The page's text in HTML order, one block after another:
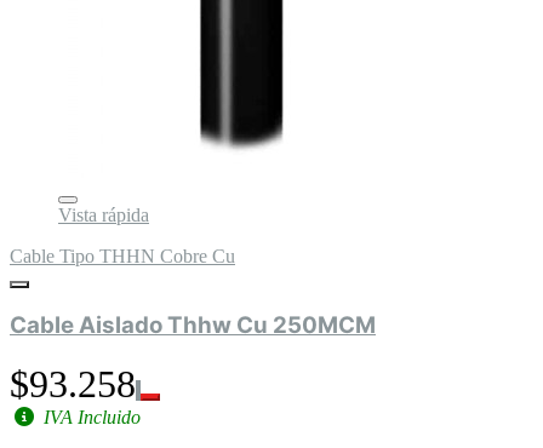
Vista rápida
Cable Tipo THHN Cobre Cu
Cable Aislado Thhw Cu 250MCM
$93.258
IVA Incluido